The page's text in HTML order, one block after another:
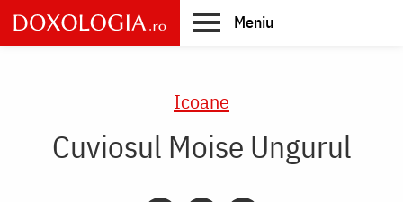
Skip
to
main
Meniu
Icoane
Cuviosul Moise Ungurul